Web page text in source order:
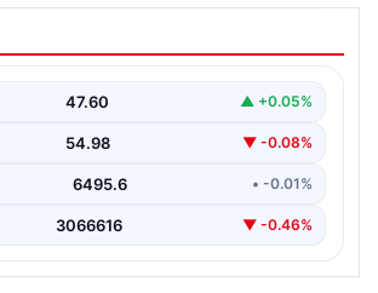
bir ilk! Emlak Konut
Dap vizyonuyla kendi
47.60 ▲ +0.05%
54.98 ▼ -0.08%
6495.6 • -0.01%
3066616 ▼ -0.46%